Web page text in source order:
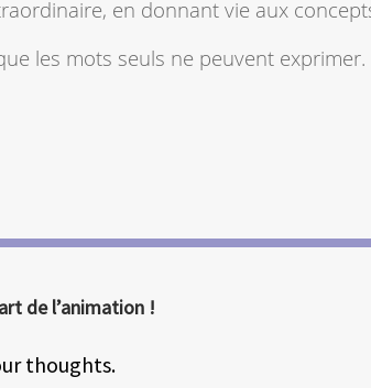
en donnant vie aux
les mots seuls ne peuvent
de l’animation !
thoughts.